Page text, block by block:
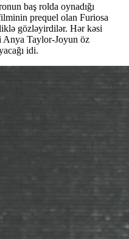
baş rolda oynadığı
prequel olan Furiosa
gözləyirdilər. Hər kəsi
Anya Taylor-Joyun öz
idi.